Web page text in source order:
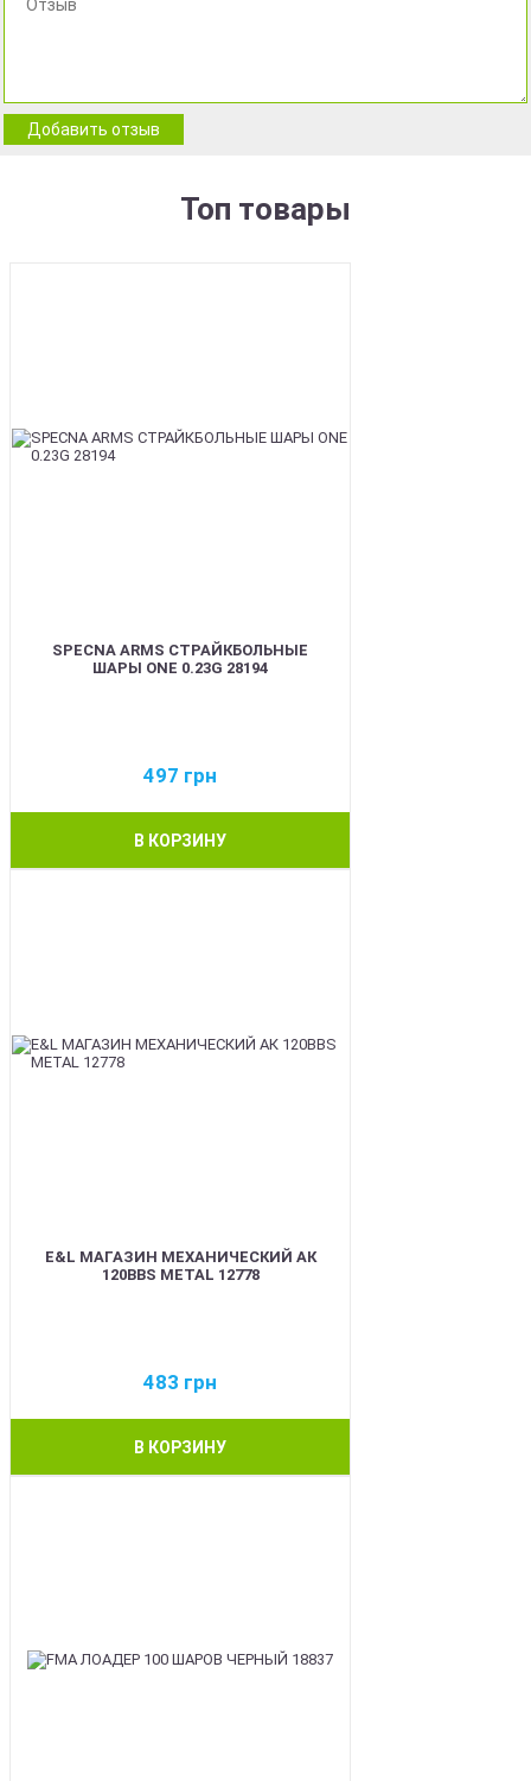
Добавить отзыв
Топ товары
SPECNA ARMS СТРАЙКБОЛЬНЫЕ
ШАРЫ ONE 0.23G 28194
497 грн
В КОРЗИНУ
E&L МАГАЗИН МЕХАНИЧЕСКИЙ АК
120BBS METAL 12778
483 грн
В КОРЗИНУ